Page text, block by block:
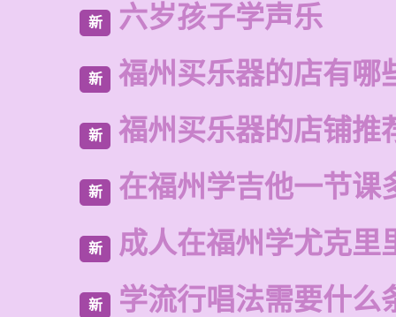
新 六岁孩子学声乐
新 福州买乐器的店有哪
新 福州买乐器的店铺推
新 在福州学吉他一节课
新 成人在福州学尤克里
新 学流行唱法需要什么